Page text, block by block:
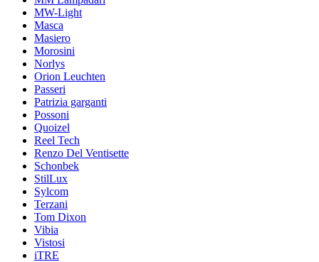
MW-Light
Masca
Masiero
Morosini
Norlys
Orion Leuchten
Passeri
Patrizia garganti
Possoni
Quoizel
Reel Tech
Renzo Del Ventisette
Schonbek
StilLux
Sylcom
Terzani
Tom Dixon
Vibia
Vistosi
iTRE